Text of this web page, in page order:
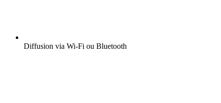
Diffusion via Wi-Fi ou Bluetooth